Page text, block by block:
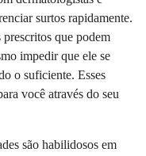
surtos rapidamente.
que podem
impedir que ele se
o suficiente. Esses
você através do seu
são habilidosos em